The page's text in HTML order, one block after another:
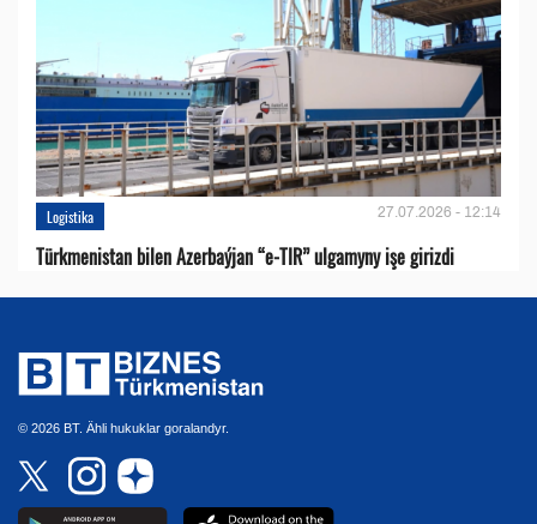
Logistika 27.07.2026 - 12:14
Türkmenistan bilen Azerbaýjan “e-TIR” ulgamyny işe girizdi
© 2026 BT. Ähli hukuklar goralandyr.